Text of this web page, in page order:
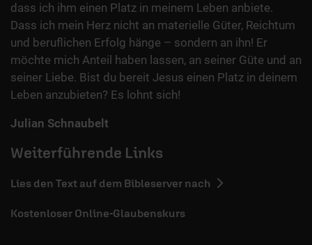
dass ich ihm einen Platz in meinem Leben anbiete.
Dass ich mein Herz nicht an materielle Güter, Reichtum
und beruflichen Erfolg hänge – sondern an ihn! Er
möchte mich Anteil haben lassen, an seiner Güte und an
seiner Liebe. Bist du bereit Jesus einen Platz in deinem
Leben anzubieten? Es lohnt sich!
Julian Schnaubelt
Weiterführende Links
Lies den Text auf dem Bibleserver nach
Kostenloser Online-Glaubenskurs